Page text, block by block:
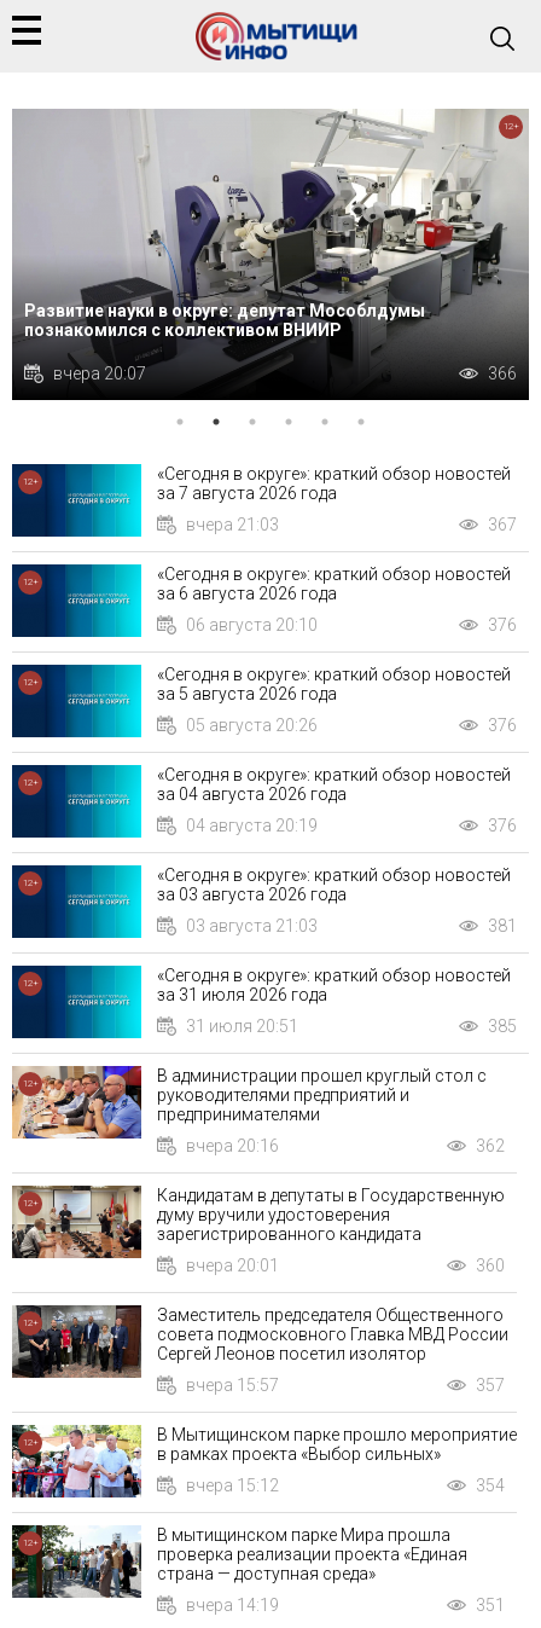
Развитие науки в округе: депутат Мособлдумы
познакомился с коллективом ВНИИР
вчера 20:07 366
12+
«Сегодня в округе»: краткий обзор новостей
за 7 августа 2026 года
вчера 21:03
367
12+
«Сегодня в округе»: краткий обзор новостей
за 6 августа 2026 года
06 августа 20:10
376
12+
«Сегодня в округе»: краткий обзор новостей
за 5 августа 2026 года
05 августа 20:26
376
12+
«Сегодня в округе»: краткий обзор новостей
за 04 августа 2026 года
04 августа 20:19
376
12+
«Сегодня в округе»: краткий обзор новостей
за 03 августа 2026 года
03 августа 21:03
381
12+
«Сегодня в округе»: краткий обзор новостей
за 31 июля 2026 года
31 июля 20:51
385
12+
В администрации прошел круглый стол с
руководителями предприятий и
предпринимателями
вчера 20:16
362
12+
Кандидатам в депутаты в Государственную
думу вручили удостоверения
зарегистрированного кандидата
вчера 20:01
360
12+
Заместитель председателя Общественного
совета подмосковного Главка МВД России
Сергей Леонов посетил изолятор
вчера 15:57
357
12+
В Мытищинском парке прошло мероприятие
в рамках проекта «Выбор сильных»
вчера 15:12
354
12+
В мытищинском парке Мира прошла
проверка реализации проекта «Единая
страна — доступная среда»
вчера 14:19
351
12+